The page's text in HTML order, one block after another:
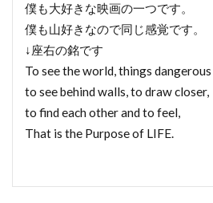
僕も大好きな映画の一つです。
僕も山好きなので同じ感覚です。
↓座右の銘です
To see the world, things
to see behind walls, to draw closer,
to find each other and to feel,
That is the Purpose of LIFE.